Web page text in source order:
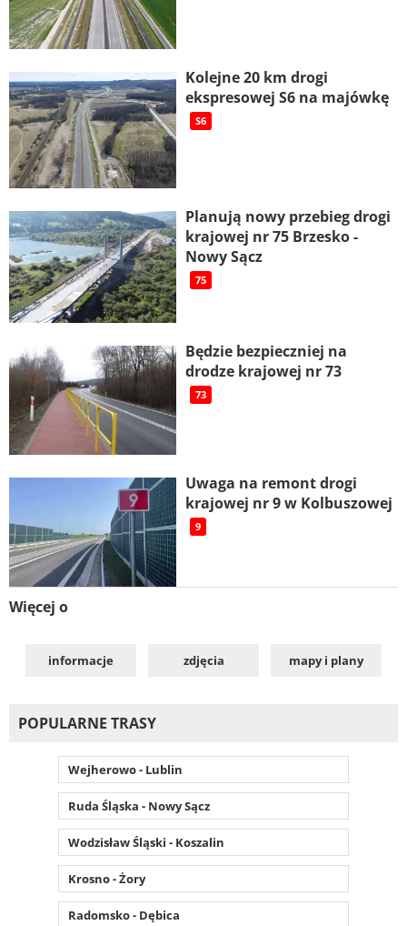
Kolejne 20 km drogi
ekspresowej S6 na majówkę
S6
Planują nowy przebieg drogi
krajowej nr 75 Brzesko -
Nowy Sącz
75
Będzie bezpieczniej na
drodze krajowej nr 73
73
Uwaga na remont drogi
krajowej nr 9 w Kolbuszowej
9
Więcej o
informacje zdjęcia mapy i plany
POPULARNE TRASY
Wejherowo - Lublin
Ruda Śląska - Nowy Sącz
Wodzisław Śląski - Koszalin
Krosno - Żory
Radomsko - Dębica